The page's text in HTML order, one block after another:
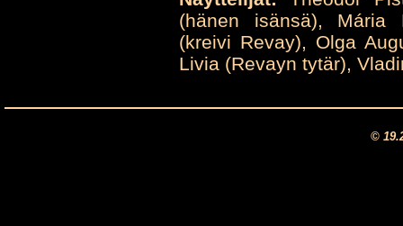
(hänen isänsä), Mária
(kreivi Revay), Olga
Livia (Revayn tytär),
©